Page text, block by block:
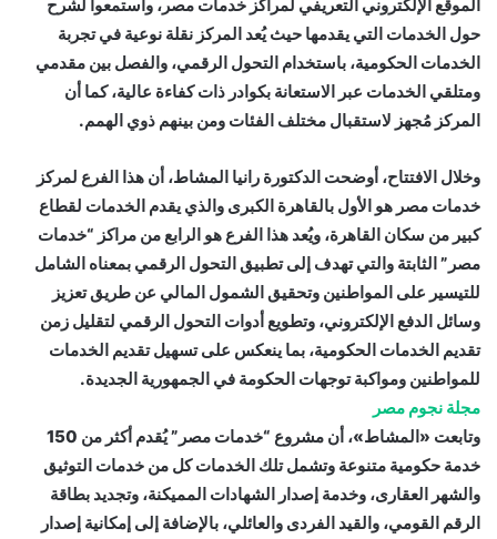
الموقع الإلكتروني التعريفي لمراكز خدمات مصر، واستمعوا لشرح
حول الخدمات التي يقدمها حيث يُعد المركز نقلة نوعية في تجربة
الخدمات الحكومية، باستخدام التحول الرقمي، والفصل بين مقدمي
ومتلقي الخدمات عبر الاستعانة بكوادر ذات كفاءة عالية، كما أن
المركز مُجهز لاستقبال مختلف الفئات ومن بينهم ذوي الهمم.
وخلال الافتتاح، أوضحت الدكتورة رانيا المشاط، أن هذا الفرع لمركز
خدمات مصر هو الأول بالقاهرة الكبرى والذي يقدم الخدمات لقطاع
كبير من سكان القاهرة، ويُعد هذا الفرع هو الرابع من مراكز “خدمات
مصر” الثابتة والتي تهدف إلى تطبيق التحول الرقمي بمعناه الشامل
للتيسير على المواطنين وتحقيق الشمول المالي عن طريق تعزيز
وسائل الدفع الإلكتروني، وتطويع أدوات التحول الرقمي لتقليل زمن
تقديم الخدمات الحكومية، بما ينعكس على تسهيل تقديم الخدمات
للمواطنين ومواكبة توجهات الحكومة في الجمهورية الجديدة.
مجلة نجوم مصر
وتابعت «المشاط»، أن مشروع “خدمات مصر” يُقدم أكثر من 150
خدمة حكومية متنوعة وتشمل تلك الخدمات كل من خدمات التوثيق
والشهر العقارى، وخدمة إصدار الشهادات المميكنة، وتجديد بطاقة
الرقم القومي، والقيد الفردى والعائلي، بالإضافة إلى إمكانية إصدار